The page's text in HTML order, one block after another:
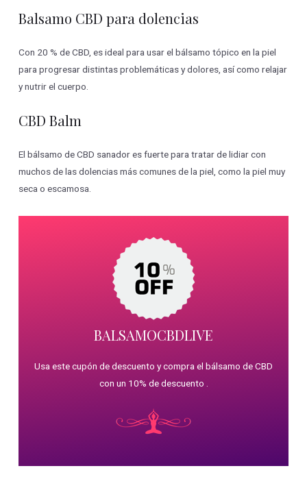
Balsamo CBD para dolencias
Con 20 % de CBD, es ideal para usar el bálsamo tópico en la piel
para progresar distintas problemáticas y dolores, así como relajar
y nutrir el cuerpo.
CBD Balm
El bálsamo de CBD sanador es fuerte para tratar de lidiar con
muchos de las dolencias más comunes de la piel, como la piel muy
seca o escamosa.
BALSAMOCBDLIVE
Usa este cupón de descuento y compra el bálsamo de CBD
con un 10% de descuento .